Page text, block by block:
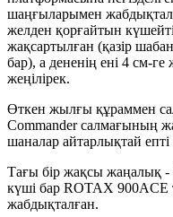
шаңғыларымен
желден қорғайтын
жақсартылған (қазір
бар), а дененің ені 4 см-
жеңілірек.
Өткен жылғы құраммен
Commander салмағының
шаналар айтарлықтай
Тағы бір жақсы жаңалық -
күші бар ROTAX 900ACE
жабдықталған.